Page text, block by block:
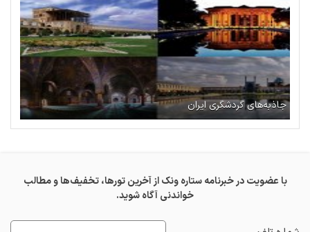
جاذبه‌های گردشگری ایران
با عضویت در خبرنامه ستاره ونک از آخرین تورها، تخفیف‌ها و مطالب
خواندنی آگاه شوید.